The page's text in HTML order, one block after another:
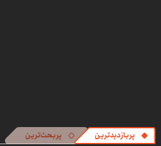
پربازدیدترین پربحث‌ترین